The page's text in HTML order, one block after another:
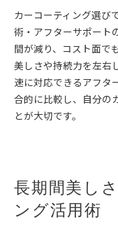
カーコーティング選び
術・アフターサポート
間が減り、コスト面で
美しさや持続力を左右
速に対応できるアフタ
合的に比較し、自分の
とが大切です。
長期間美し
ング活用術